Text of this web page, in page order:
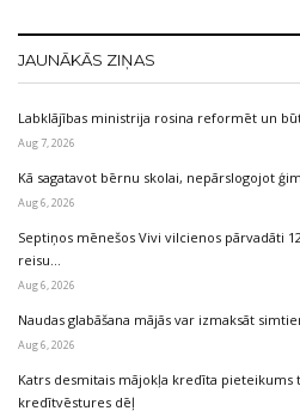
JAUNĀKĀS ZIŅAS
Labklājības ministrija rosina reformēt un
Aug 7, 2026
Kā sagatavot bērnu skolai, nepārslogojot
Aug 6, 2026
Septiņos mēnešos Vivi vilcienos pārvadāti
reisu…
Aug 6, 2026
Naudas glabāšana mājās var izmaksāt
Aug 6, 2026
Katrs desmitais mājokļa kredīta pieteikums
kredītvēstures dēļ